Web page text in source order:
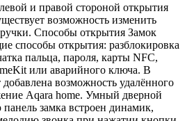
и правой стороной открытия
возможность изменить
Способы открытия Замок
способы открытия: разблокировка
пальца, пароля, карты NFC,
или аварийного ключа. В
возможность удалённого
Aqara home. Умный дверной
замка встроен динамик,